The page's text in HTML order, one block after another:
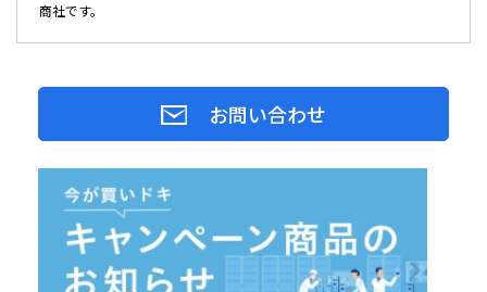
商社です。
お問い合わせ